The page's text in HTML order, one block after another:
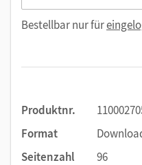
Bestellbar nur für
Produktnr.
Format
Seitenzahl
96